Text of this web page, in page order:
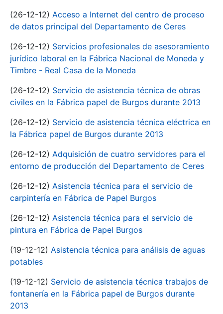
(26-12-12) Acceso a Internet del centro de proceso
de datos principal del Departamento de Ceres
(26-12-12) Servicios profesionales de asesoramiento
jurídico laboral en la Fábrica Nacional de Moneda y
Timbre - Real Casa de la Moneda
(26-12-12) Servicio de asistencia técnica de obras
civiles en la Fábrica papel de Burgos durante 2013
(26-12-12) Servicio de asistencia técnica eléctrica en
la Fábrica papel de Burgos durante 2013
(26-12-12) Adquisición de cuatro servidores para el
entorno de producción del Departamento de Ceres
(26-12-12) Asistencia técnica para el servicio de
carpintería en Fábrica de Papel Burgos
(26-12-12) Asistencia técnica para el servicio de
pintura en Fábrica de Papel Burgos
(19-12-12) Asistencia técnica para análisis de aguas
potables
(19-12-12) Servicio de asistencia técnica trabajos de
fontanería en la Fábrica papel de Burgos durante
2013